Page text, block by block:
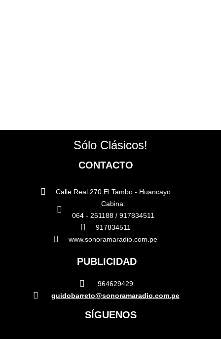
Sólo Clásicos!
CONTACTO
Calle Real 270 El Tambo - Huancayo
Cabina:
064 - 251188 / 917834511
917834511
www.sonoramaradio.com.pe
PUBLICIDAD
964629429
guidobarreto@sonoramaradio.com.pe
SÍGUENOS